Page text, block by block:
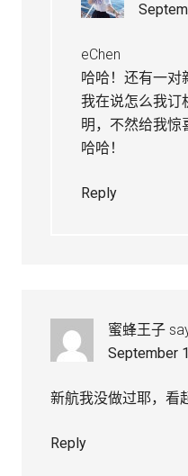
eChen
哈哈！还有一对
我在说怎么我订
明，不然给我惊
哈哈！
Reply
蜜蜂王子
September
新航我没做过耶，看
Reply